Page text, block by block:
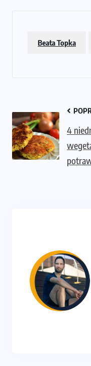
Beata Topka
4